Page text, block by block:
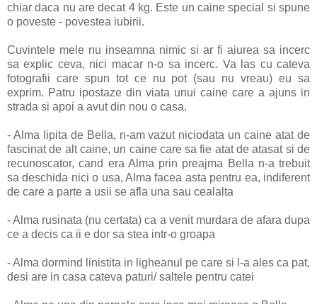
chiar daca nu are decat 4 kg. Este un caine special si spune
o poveste - povestea iubirii.
Cuvintele mele nu inseamna nimic si ar fi aiurea sa incerc
sa explic ceva, nici macar n-o sa incerc. Va las cu cateva
fotografii care spun tot ce nu pot (sau nu vreau) eu sa
exprim. Patru ipostaze din viata unui caine care a ajuns in
strada si apoi a avut din nou o casa.
- Alma lipita de Bella, n-am vazut niciodata un caine atat de
fascinat de alt caine, un caine care sa fie atat de atasat si de
recunoscator, cand era Alma prin preajma Bella n-a trebuit
sa deschida nici o usa, Alma facea asta pentru ea, indiferent
de care a parte a usii se afla una sau cealalta
- Alma rusinata (nu certata) ca a venit murdara de afara dupa
ce a decis ca ii e dor sa stea intr-o groapa
- Alma dormind linistita in ligheanul pe care si l-a ales ca pat,
desi are in casa cateva paturi/ saltele pentru catei